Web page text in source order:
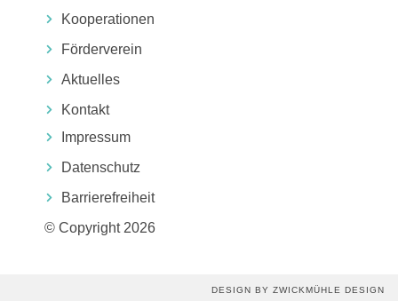
Kooperationen
Förderverein
Aktuelles
Kontakt
Impressum
Datenschutz
Barrierefreiheit
© Copyright 2026
DESIGN BY ZWICKMÜHLE DESIGN